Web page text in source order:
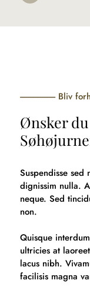
Bliv
Ønsker
Suspendisse
dignissim nulla.
neque. Sed
non.
Quisque
ultricies at
lacus nibh.
facilisis magna